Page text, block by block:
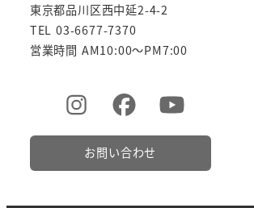
東京都品川区西中延2-4-2
TEL 03-6677-7370
営業時間 AM10:00～PM7:00
お問い合わせ